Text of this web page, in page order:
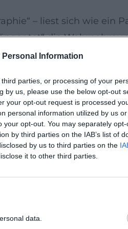
Personal Information
parties, or processing of your
by us, please use the below opt-out
your opt-out request is processed
personal information utilized by us
opt-out. You may separately
by third parties on the IAB’s list of
by us to third parties on the
it to other third parties.
data.
– liest sich wie ein
tot“ die
etwa in „Das finstere
und Provinz klug
„SOKO 5113“ zeigen
zu machen.
für den Film
sondern die Expertise
Kritiken
vielmehr verdichtet sie